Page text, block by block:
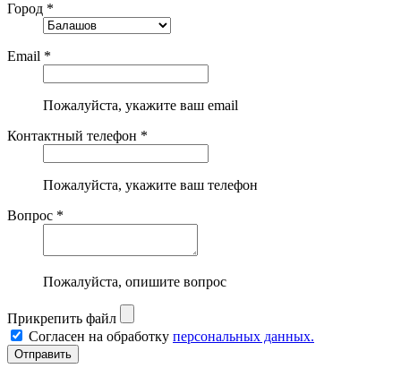
Город *
Email *
Пожалуйста, укажите ваш email
Контактный телефон *
Пожалуйста, укажите ваш телефон
Вопрос *
Пожалуйста, опишите вопрос
Прикрепить файл
Согласен на обработку персональных данных.